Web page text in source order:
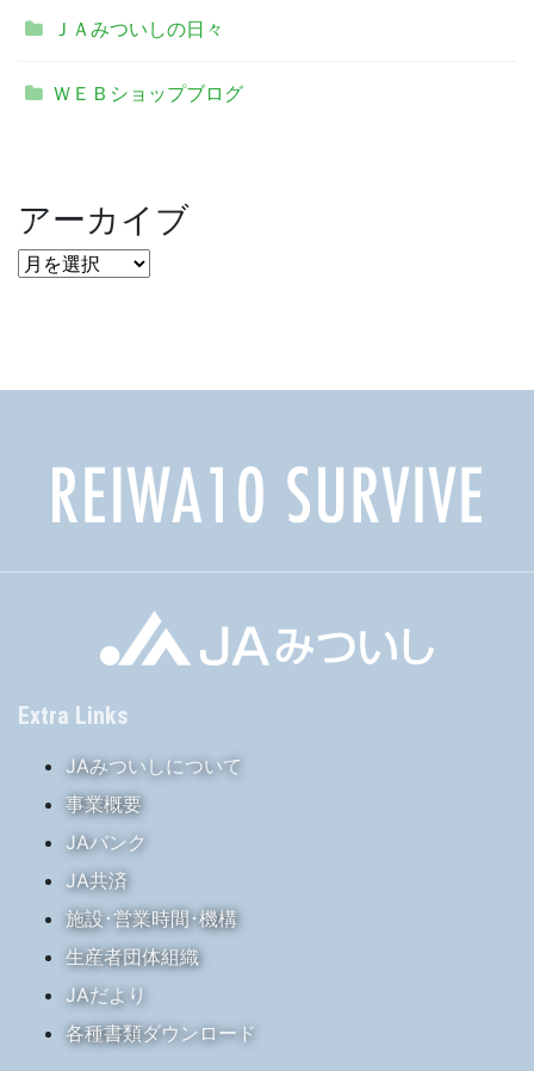
ＪＡみついしの日々
ＷＥＢショップブログ
アーカイブ
ア
Extra Links
JAみついしについて
事業概要
JAバンク
JA共済
施設･営業時間･機構
生産者団体組織
JAだより
各種書類ダウンロード